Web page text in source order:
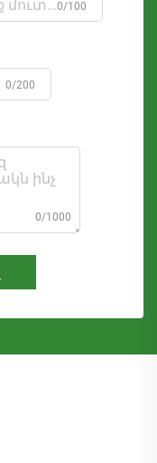
0/100
0/200
0/1000